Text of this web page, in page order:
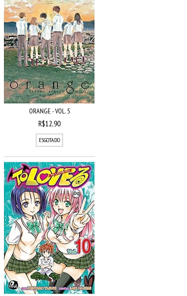
ORANGE - VOL. 5
R$12,90
ESGOTADO